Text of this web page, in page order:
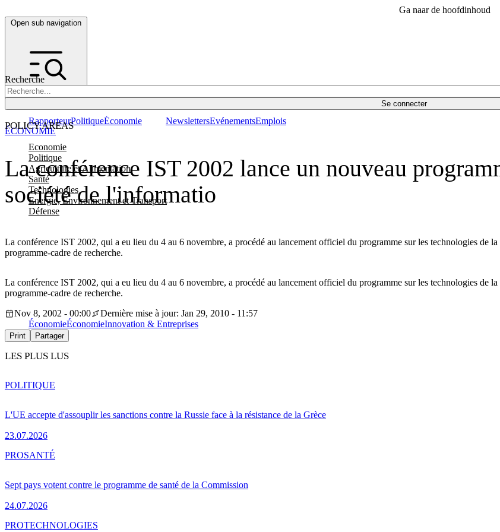
Ga naar de hoofdinhoud
Open sub navigation
Recherche
Se connecter
POLICY AREAS
Economie
Politique
Agriculture et Alimentation
Santé
Technologies
Energie, Environnement et Transport
Défense
RapporteurPolitiqueÉconomie NewslettersEvénementsEmplois
La conférence IST 2002 lance un nouveau
société de l'informatio
La conférence IST 2002, qui a eu lieu du 4 au 6 novembre, a procédé au lancement officiel du programme sur les technologies de
programme-cadre de recherche.
ÉCONOMIE
La conférence IST 2002, qui a eu lieu du 4 au 6 novembre, a procédé au lancement officiel du programme sur les technologies de
programme-cadre de recherche.
Nov 8, 2002 - 00:00
Dernière mise à jour: Jan 29, 2010 - 11:57
ÉconomieÉconomieInnovation & Entreprises
Print Partager
LES PLUS LUS
L'UE accepte d'assouplir les sanctions contre la Russie face à la résistance de la Grèce
23.07.2026
POLITIQUE
Sept pays votent contre le programme de santé de la Commission
24.07.2026
PROSANTÉ
PROTECHNOLOGIES